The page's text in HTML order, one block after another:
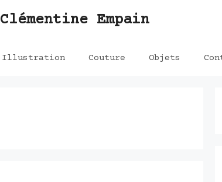
Clémentine Empain
Illustration Couture Objets